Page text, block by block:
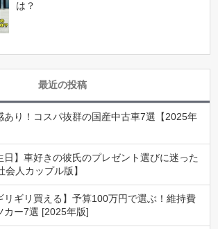
は？
最近の投稿
あり！コスパ抜群の国産中古車7選【2025年
日】車好きの彼氏のプレゼント選びに迷った
会人カップル版】
リギリ買える】予算100万円で選ぶ！維持費
カー7選 [2025年版]